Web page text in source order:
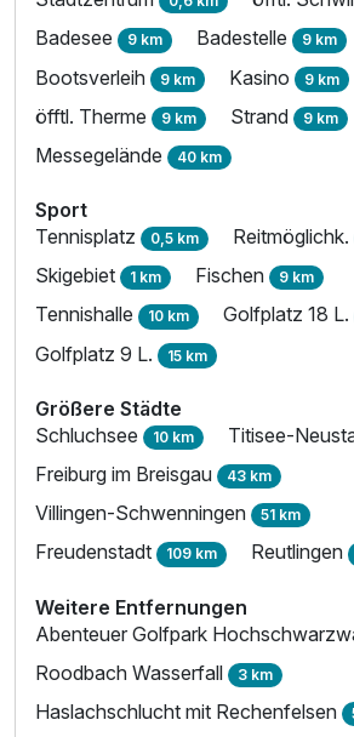
Badesee 9 km Badestelle 9 km
Bootsverleih 9 km Kasino 9 km
öfftl. Therme 9 km Strand 9 km
Messegelände 40 km
Sport
Tennisplatz 0,5 km Reitmöglichk.
Skigebiet 1 km Fischen 9 km
Tennishalle 10 km Golfplatz 18 L.
Golfplatz 9 L. 15 km
Größere Städte
Schluchsee 10 km Titisee-
Freiburg im Breisgau 43 km
Villingen-Schwenningen 51 km
Freudenstadt 109 km Reutlingen
Weitere Entfernungen
Abenteuer Golfpark
Roodbach Wasserfall 3 km
Haslachschlucht mit Rechenfelsen